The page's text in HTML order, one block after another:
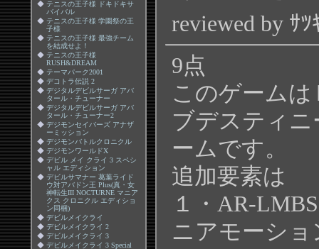
◆ テニスの王子様 ドキドキサ
バイバル
◆ テニスの王子様 学園祭の王
子様
◆ テニスの王子様 最強チーム
を結成せよ！
◆ テニスの王子様
RUSH&DREAM
◆ テーマパーク2001
◆ デコトラ伝説 2
◆ デジタルデビルサーガ アバ
タール・チューナー
◆ デジタルデビルサーガ アバ
タール・チューナー2
◆ デジモンセイバーズ アナザ
ーミッション
◆ デジモンバトルクロニクル
◆ デジモンワールドX
◆ デビル メイ クライ 3 スペシ
ャル エディション
◆ デビルサマナー 葛葉ライド
ウ対アバドン王 Plus(真・女
神転生III NOCTURNE マニア
クス クロニクル エディショ
ン同梱)
◆ デビルメイクライ
◆ デビルメイクライ 2
◆ デビルメイクライ 3
◆ デビルメイクライ 3 Special
reviewed by ｻﾂ
9点
このゲーム
ブデスティ
ームです。
追加要素は
１・AR-
ニアモーシ